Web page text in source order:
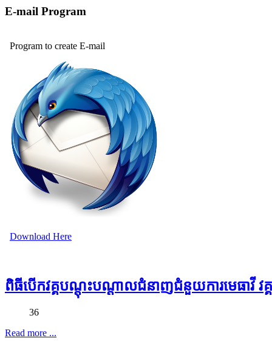
E-mail Program
Program to create E-mail
Download Here
ពិធីបើកវគ្គបណ្តុះបណ្តាលជំនាញជំនួយការមេធាវី វគ្
36
Read more ...